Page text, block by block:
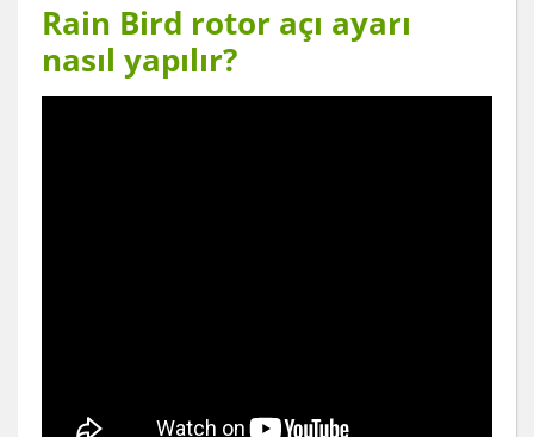
Rain Bird rotor açı ayarı
nasıl yapılır?